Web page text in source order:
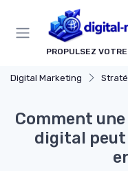
PROPULSEZ
Digital Marketing
Comment
digital
Panneau de gestion des